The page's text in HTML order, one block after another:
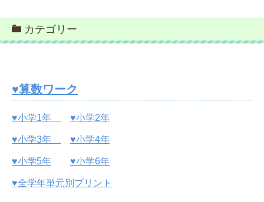
カテゴリー
♥算数ワーク
♥小学1年 ♥小学2年
♥小学3年 ♥小学4年
♥小学5年 ♥小学6年
♥全学年単元別プリント